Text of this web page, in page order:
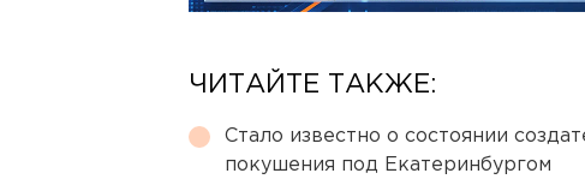
ЧИТАЙТЕ ТАКЖЕ:
Стало известно о состоянии
покушения под Екатеринбургом